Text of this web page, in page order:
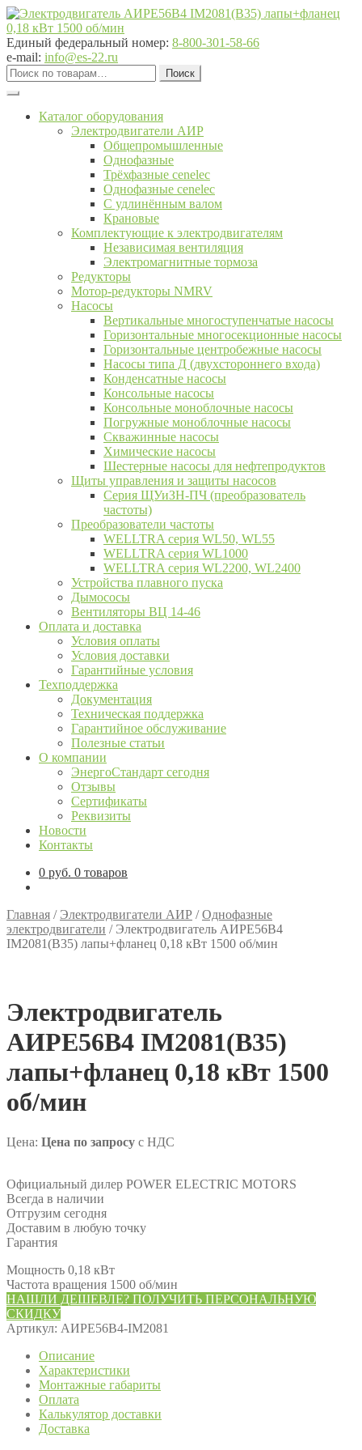
Перейти
к
навигации
Перейти
к
содержимому
Единый федеральный номер: 8-800-301-58-66
e-mail: info@es-22.ru
Искать:
Поиск
Каталог оборудования
Электродвигатели АИР
Общепромышленные
Однофазные
Трёхфазные cenelec
Однофазные cenelec
С удлинённым валом
Крановые
Комплектующие к электродвигателям
Независимая вентиляция
Электромагнитные тормоза
Редукторы
Мотор-редукторы NMRV
Насосы
Вертикальные многоступенчатые насосы
Горизонтальные многосекционные насосы
Горизонтальные центробежные насосы
Насосы типа Д (двухстороннего входа)
Конденсатные насосы
Консольные насосы
Консольные моноблочные насосы
Погружные моноблочные насосы
Скважинные насосы
Химические насосы
Шестерные насосы для нефтепродуктов
Щиты управления и защиты насосов
Серия ЩУиЗН-ПЧ (преобразователь
частоты)
Преобразователи частоты
WELLTRA cерия WL50, WL55
WELLTRA cерия WL1000
WELLTRA серия WL2200, WL2400
Устройства плавного пуска
Дымососы
Вентиляторы ВЦ 14-46
Оплата и доставка
Условия оплаты
Условия доставки
Гарантийные условия
Техподдержка
Документация
Техническая поддержка
Гарантийное обслуживание
Полезные статьи
О компании
ЭнергоСтандарт сегодня
Отзывы
Сертификаты
Реквизиты
Новости
Контакты
0 руб. 0 товаров
Главная / Электродвигатели АИР /Однофазные
электродвигатели / Электродвигатель АИРЕ56В4
IM2081(B35) лапы+фланец 0,18 кВт 1500 об/мин
Электродвигатель
АИРЕ56В4 IM2081(B35)
лапы+фланец 0,18 кВт 1500
об/мин
Цена: Цена по запросу с НДС
Официальный дилер POWER ELECTRIC MOTORS
Всегда в наличии
Отгрузим сегодня
Доставим в любую точку
Гарантия
Мощность 0,18 кВт
Частота вращения 1500 об/мин
НАШЛИ ДЕШЕВЛЕ? ПОЛУЧИТЬ ПЕРСОНАЛЬНУЮ
СКИДКУ
Артикул: АИРЕ56В4-IM2081
Описание
Характеристики
Монтажные габариты
Оплата
Калькулятор доставки
Доставка